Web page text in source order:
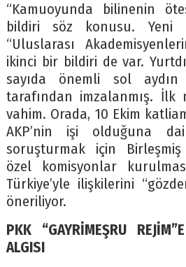
“Kamuoyunda bilinenin
bildiri söz konusu. Yeni
“Uluslarası
ikinci bir bildiri de var.
sayıda önemli sol
tarafından imzalanmış. İlk
vahim. Orada, 10 Ekim
AKP’nin işi olduğuna
soruşturmak için
özel komisyonlar
Türkiye’yle ilişkilerini
öneriliyor.
PKK “GAYRİMEŞRU
ALGISI